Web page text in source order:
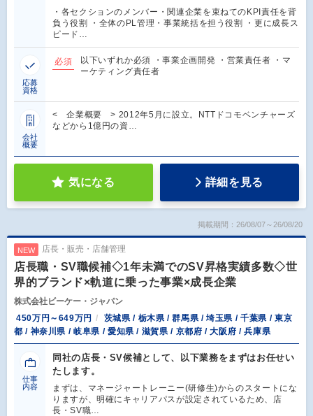
・各セクションのメンバー・関連企業を束ねてのKPI責任を背
負う役割 ・全体のPL管理・事業統括を担う役割 ・更に成長ス
ピード…
応募
資格
必須
以下いずれか必須 ・事業企画開発 ・営業責任者 ・マ
ーケティング責任者
会社
概要
< 企業概要 > 2012年5月に設立。NTTドコモベンチャーズ
などから1億円の資…
気になる 詳細を見る
掲載期間：26/08/07～26/08/20
NEW 店長・販売・店舗管理
店長職・SV職候補◇1年未満でのSV昇格実績多数◇世
界的ブランド×軌道に乗った事業×成長企業
株式会社ビーケー・ジャパン
450万円～649万円
茨城県 / 栃木県 / 群馬県 / 埼玉県 / 千葉県 / 東京
都 / 神奈川県 / 岐阜県 / 愛知県 / 滋賀県 / 京都府 / 大阪府 / 兵庫県
仕事
内容
同社の店長・SV候補として、以下業務をまずはお任せい
たします。
まずは、マネージャートレーニー(研修生)からのスタートにな
りますが、明確にキャリアパスが設定されているため、店
長・SV職…